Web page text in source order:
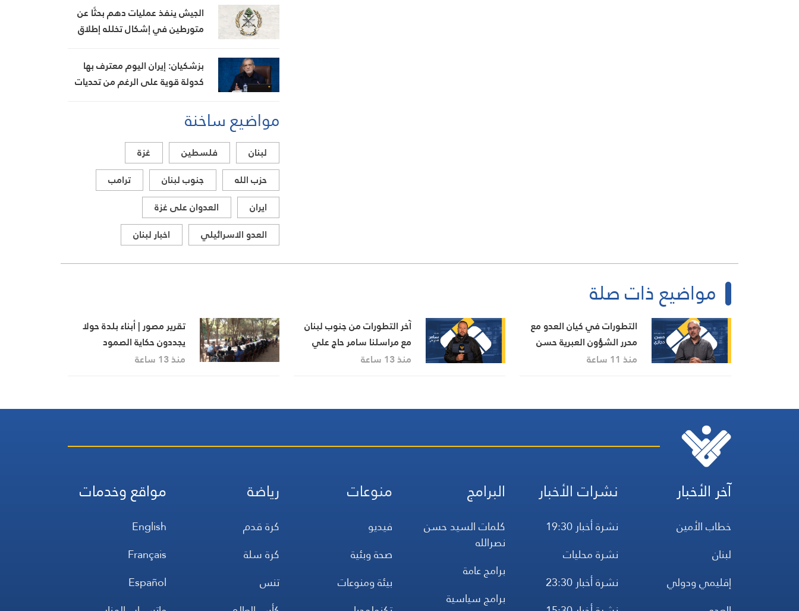
الجيش ينفذ عمليات دهم بحثًا عن
متورطين في إشكال تخلله إطلاق
ويتلف 16 خيمة مزروعة بالماريجوانا
بزشكيان: إيران اليوم معترف بها
كدولة قوية على الرغم من تحديات
مواضيع ساخنة
لبنان فلسطين
غزة
حزب الله
جنوب لبنان
ترامب
ايران
العدوان على غزة
العدو الاسرائيلي
اخبار لبنان
مواضيع ذات صلة
التطورات في كيان العدو مع
محرر الشؤون العبرية حسن
حجازي
منذ 11 ساعة
آخر التطورات من جنوب لبنان
مع مراسلنا سامر حاج علي
منذ 13 ساعة
تقرير مصور | أبناء بلدة حولا
يجددون حكاية الصمود
منذ 13 ساعة
آخر الأخبار
خطاب الأمين
لبنان
إقليمي ودولي
نشرات الأخبار
نشرة أخبار 19:30
نشرة محليات
نشرة أخبار 23:30
البرامج
كلمات السيد حسن
نصرالله
برامج عامة
برامج سياسية
منوعات
فيديو
صحة وبئية
بيئة ومنوعات
رياضة
كرة قدم
كرة سلة
تنس
مواقع وخدمات
English
Français
Español